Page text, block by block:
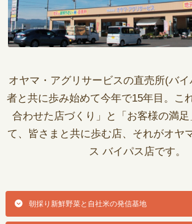
オヤマ・アグリサービスの直売所(バ
者と共に歩み始めて今年で15年目。 こ
合わせた店づくり」と「お客様の満足
て、皆さまと共に歩む店、 それがオヤ
ス バイパス店です。
朝採り新鮮野菜と自社米の発信基地